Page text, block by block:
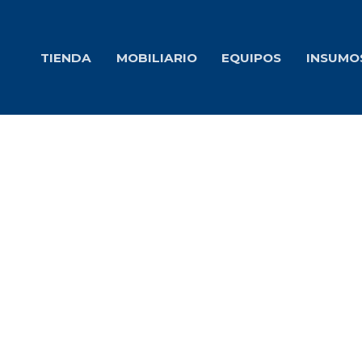
contenido
TIENDA MOBILIARIO EQUIPOS